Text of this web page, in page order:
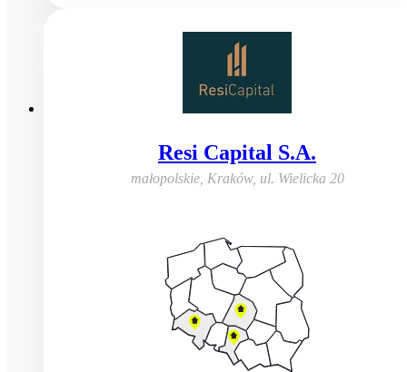
Resi Capital S.A.
małopolskie, Kraków, ul. Wielicka 20